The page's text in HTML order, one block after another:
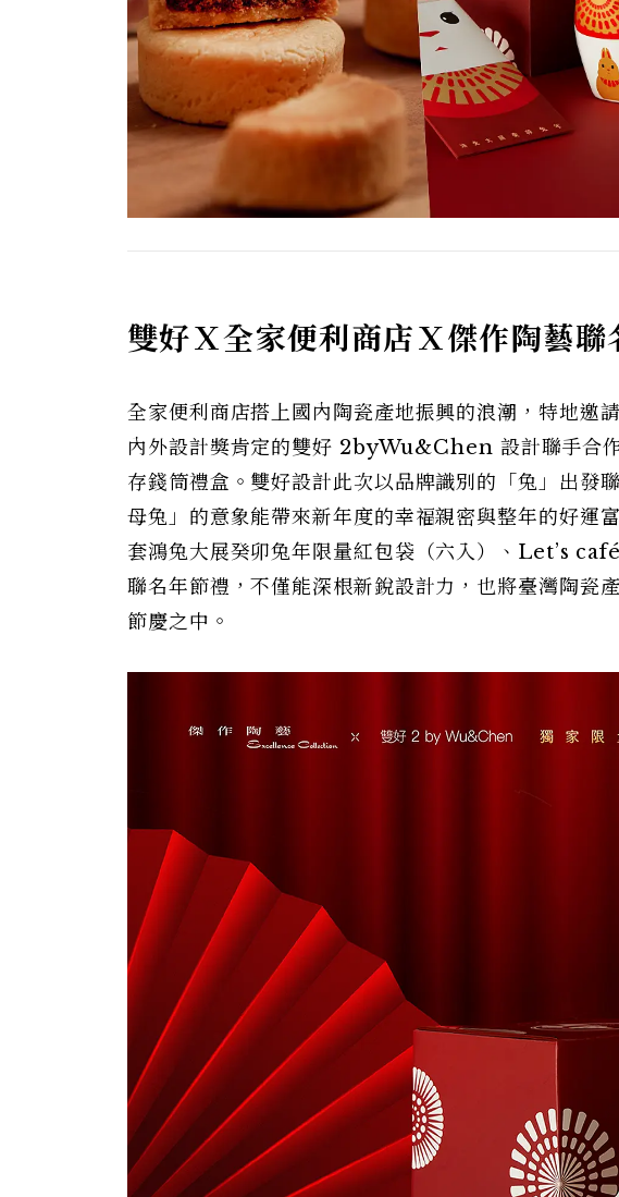
雙好Ｘ全家便利商店Ｘ傑作陶藝聯
全家便利商店搭上國內陶瓷產地振興的浪潮，特地
內外設計獎肯定的雙好 2byWu&Chen 設計聯手合
存錢筒禮盒。雙好設計此次以品牌識別的「兔」出發
母兔」的意象能帶來新年度的幸福親密與整年的好運
套鴻兔大展癸卯兔年限量紅包袋（六入）、Let’s
聯名年節禮，不僅能深根新銳設計力，也將臺灣陶瓷
節慶之中。